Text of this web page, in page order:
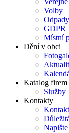
Volby
Odpady
GDPR
Místní
Dění v obci
Katalog firem
Služby
Kontakty
Napište